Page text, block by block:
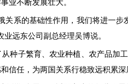
业不断发展壮大。
关系的基础性作用，我们将进一
远东公司副总经理吴博说。
种子繁育、农业种植、农产品加
信任，为两国关系行稳致远积累深